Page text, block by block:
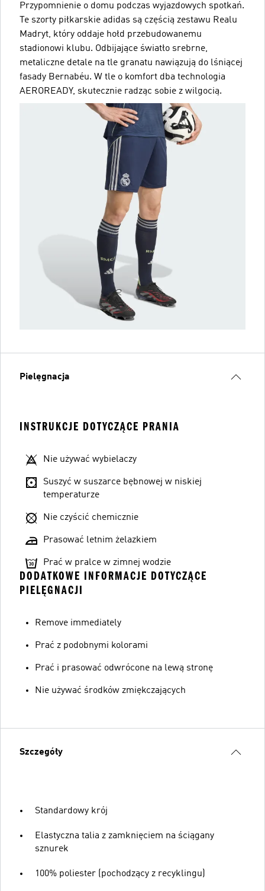
Przypomnienie o domu podczas wyjazdowych spotkań.
Te szorty piłkarskie adidas są częścią zestawu Realu
Madryt, który oddaje hołd przebudowanemu
stadionowi klubu. Odbijające światło srebrne,
metaliczne detale na tle granatu nawiązują do lśniącej
fasady Bernabéu. W tle o komfort dba technologia
AEROREADY, skutecznie radząc sobie z wilgocią.
Pielęgnacja
INSTRUKCJE DOTYCZĄCE PRANIA
Nie używać wybielaczy
Suszyć w suszarce bębnowej w niskiej
temperaturze
Nie czyścić chemicznie
Prasować letnim żelazkiem
Prać w pralce w zimnej wodzie
DODATKOWE INFORMACJE DOTYCZĄCE
PIELĘGNACJI
Remove immediately
Prać z podobnymi kolorami
Prać i prasować odwrócone na lewą stronę
Nie używać środków zmiękczających
Szczegóły
Standardowy krój
Elastyczna talia z zamknięciem na ściągany
sznurek
100% poliester (pochodzący z recyklingu)